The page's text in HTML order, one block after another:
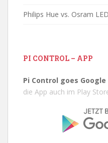
Philips Hue vs. Osram
PI CONTROL – APP
Pi Control goes Google
die App auch im Play